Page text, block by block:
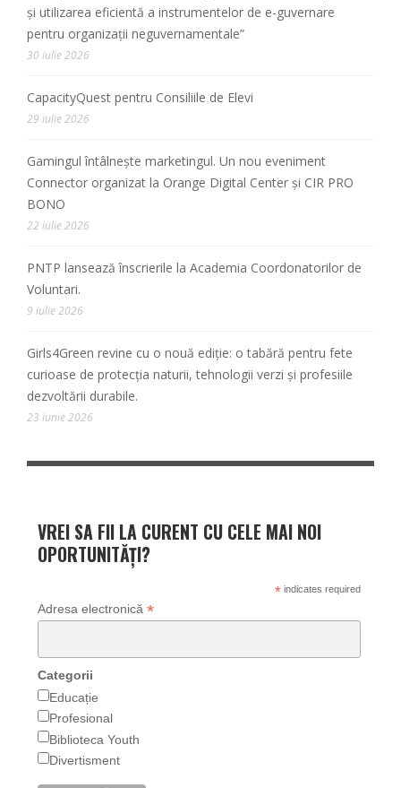
și utilizarea eficientă a instrumentelor de e-guvernare
pentru organizații neguvernamentale”
30 iulie 2026
CapacityQuest pentru Consiliile de Elevi
29 iulie 2026
Gamingul întâlnește marketingul. Un nou eveniment
Connector organizat la Orange Digital Center și CIR PRO
BONO
22 iulie 2026
PNTP lansează înscrierile la Academia Coordonatorilor de
Voluntari.
9 iulie 2026
Girls4Green revine cu o nouă ediție: o tabără pentru fete
curioase de protecția naturii, tehnologii verzi și profesiile
dezvoltării durabile.
23 iunie 2026
VREI SA FII LA CURENT CU CELE MAI NOI
OPORTUNITĂȚI?
*indicates required
Adresa electronică *
Categorii
Educație
Profesional
Biblioteca Youth
Divertisment